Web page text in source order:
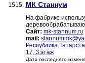
1515. МК Станнум
На фабрике
Сайт: mk-stannum.ru
mail:
Республика
17, 3 этаж
Дата последнего